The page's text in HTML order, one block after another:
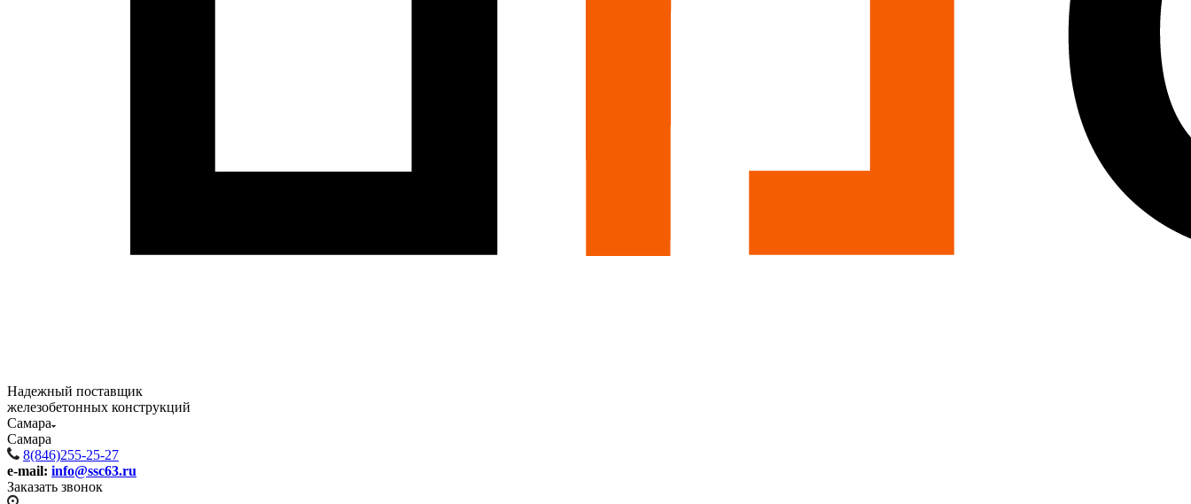
Надежный поставщик
железобетонных конструкций
Самара
Самара
8(846)255-25-27
e-mail: info@ssc63.ru
Заказать звонок